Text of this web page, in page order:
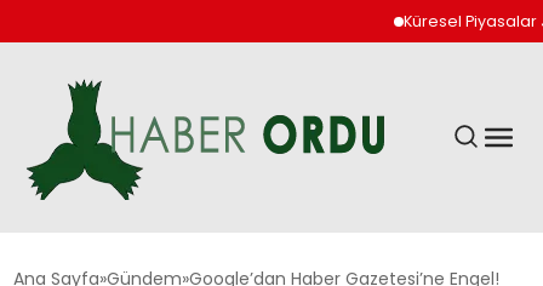
Küresel Piyasalar
GÜNDEM
Ana Sayfa Gündem Google’dan Haber Gazetesi’ne Engel!